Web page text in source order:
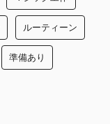
ルーティーン
準備あり